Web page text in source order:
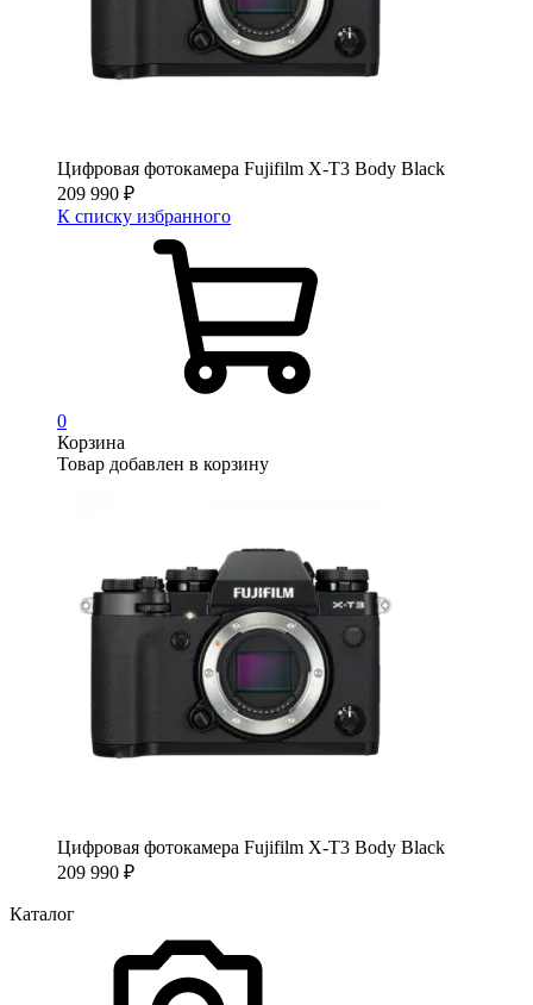
Цифровая фотокамера Fujifilm X-T3 Body Black
209 990 ₽
К списку избранного
0
Корзина
Товар добавлен в корзину
Цифровая фотокамера Fujifilm X-T3 Body Black
209 990 ₽
Каталог